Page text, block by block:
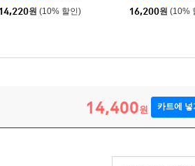
14,220원 (10% 할인)
16,200원 (10%
14,400원 카트에 넣